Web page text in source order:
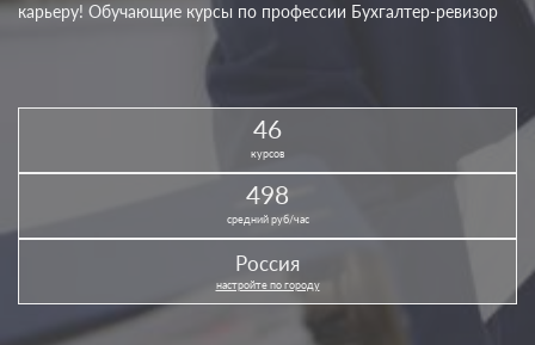
карьеру! Обучающие курсы по профессии Бухгалтер-ревизор
46
курсов
498
средний руб/час
Россия
настройте по городу